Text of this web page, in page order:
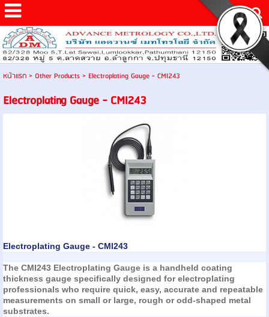
หน้าแรก> Other Products> Electroplating Gauge - CMI243
Electroplating Gauge - CMI243
Electroplating Gauge - CMI243
The CMI243 Electroplating Gauge is a handheld coating
thickness gauge specifically designed for electroplating
professionals who require quick, easy, accurate and repeatable
measurements on small or large, rough or odd-shaped metal
substrates.